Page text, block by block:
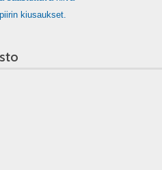
kiusaukset.